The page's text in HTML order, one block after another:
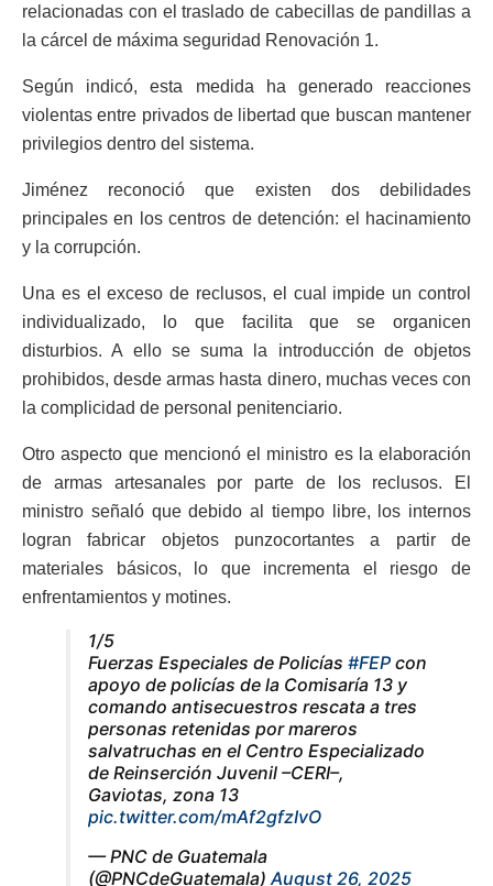
relacionadas con el traslado de cabecillas de pandillas a
la cárcel de máxima seguridad Renovación 1.
Según indicó, esta medida ha generado reacciones
violentas entre privados de libertad que buscan mantener
privilegios dentro del sistema.
Jiménez reconoció que existen dos debilidades
principales en los centros de detención: el hacinamiento
y la corrupción.
Una es el exceso de reclusos, el cual impide un control
individualizado, lo que facilita que se organicen
disturbios. A ello se suma la introducción de objetos
prohibidos, desde armas hasta dinero, muchas veces con
la complicidad de personal penitenciario.
Otro aspecto que mencionó el ministro es la elaboración
de armas artesanales por parte de los reclusos. El
ministro señaló que debido al tiempo libre, los internos
logran fabricar objetos punzocortantes a partir de
materiales básicos, lo que incrementa el riesgo de
enfrentamientos y motines.
1/5
Fuerzas Especiales de Policías #FEP con
apoyo de policías de la Comisaría 13 y
comando antisecuestros rescata a tres
personas retenidas por mareros
salvatruchas en el Centro Especializado
de Reinserción Juvenil –CERI–,
Gaviotas, zona 13
pic.twitter.com/mAf2gfzIvO
— PNC de Guatemala
(@PNCdeGuatemala) August 26, 2025